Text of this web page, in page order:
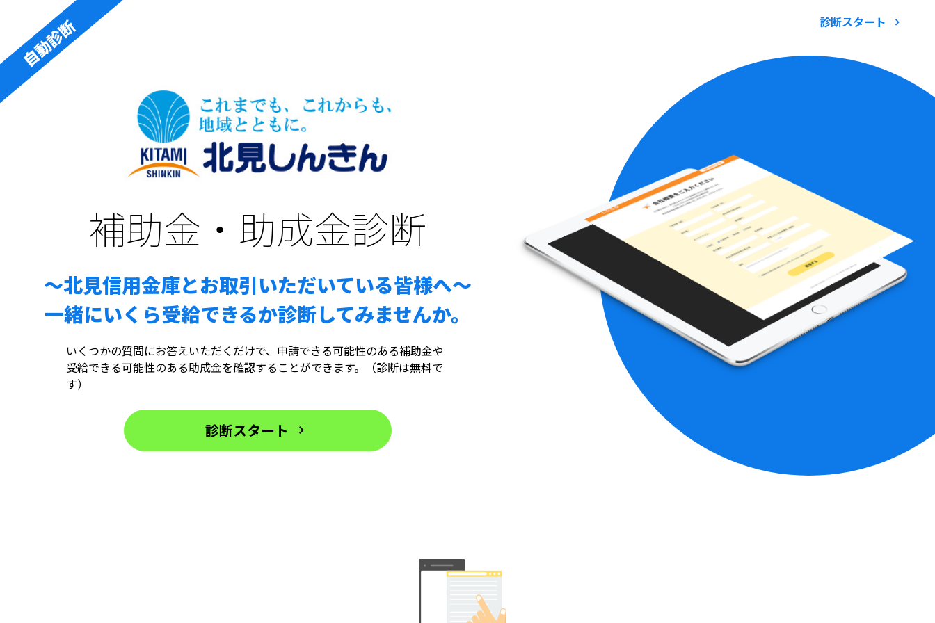
自動診断 診断スタート
補助金・助成金診断
～北見信用金庫とお取引いただいている皆様へ～
一緒にいくら受給できるか診断してみませんか。
いくつかの質問にお答えいただくだけで、申請できる可能性のある補助金や
受給できる可能性のある助成金を確認することができます。（診断は無料で
す）
診断スタート